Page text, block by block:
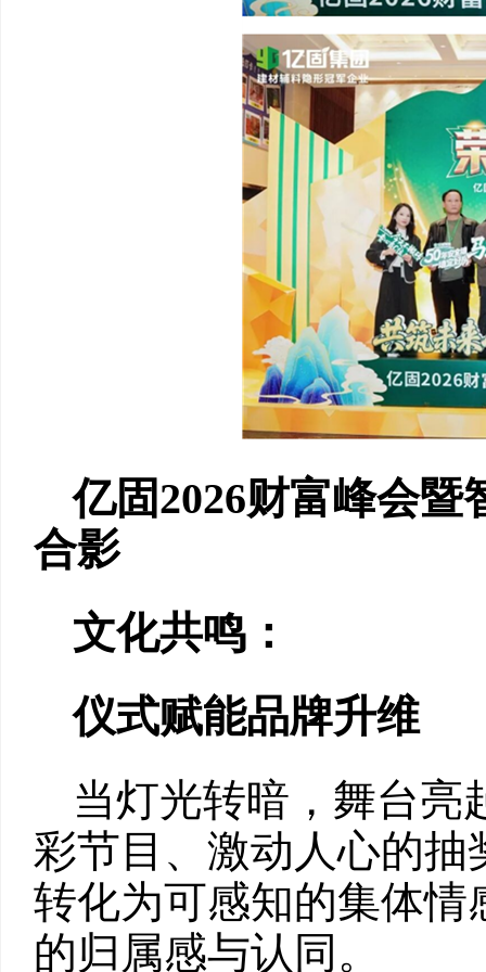
亿固2026财富峰会暨
合影
文化共鸣：
仪式赋能品牌升维
当灯光转暗，舞台亮
彩节目、激动人心的
转化为可感知的集体
的归属感与认同。